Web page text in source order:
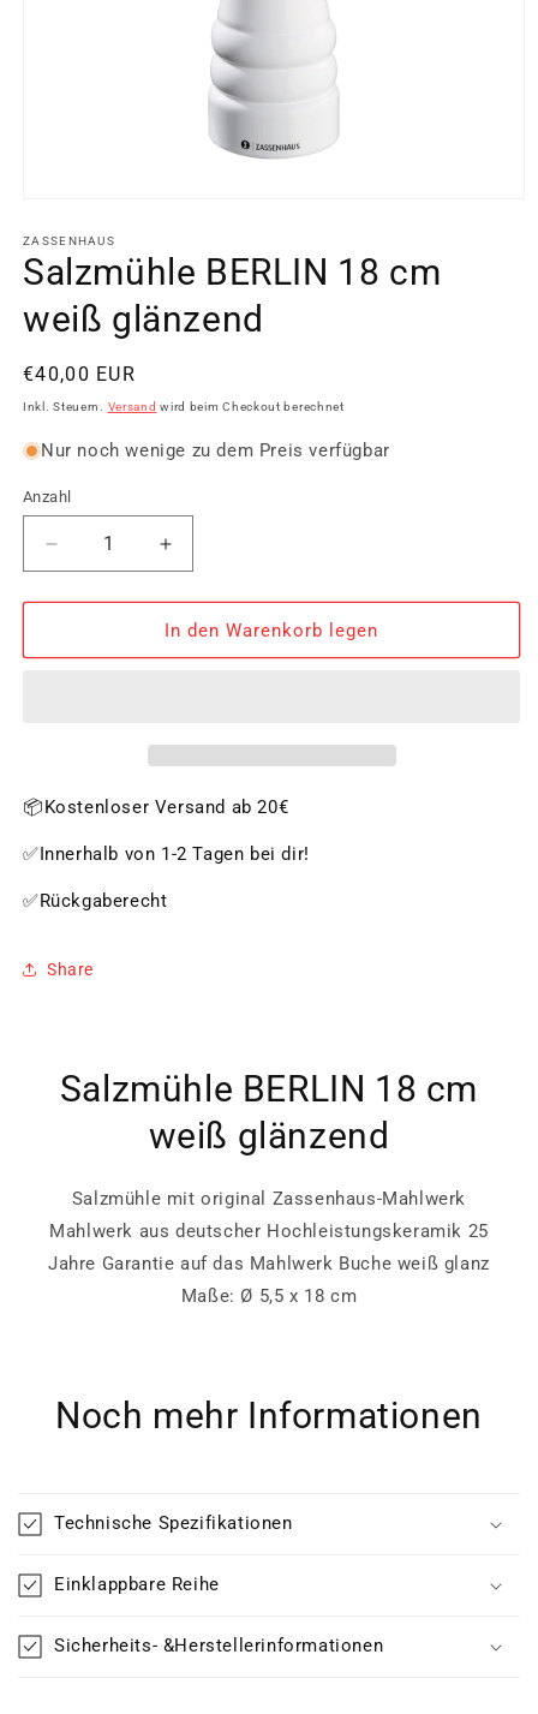
in
Modal
öffnen
ZASSENHAUS
Salzmühle BERLIN 18 cm
weiß glänzend
Normaler
Preis
€40,00 EUR
Inkl. Steuern. Versand wird beim Checkout berechnet
Nur noch wenige zu dem Preis verfügbar
Anzahl
Verringere
die
Menge
Salzmühle
Erhöhe
die
Menge
für
Salzmühle
In den Warenkorb legen
📦Kostenloser Versand ab 20€
✅Innerhalb von 1-2 Tagen bei dir!
✅Rückgaberecht
Share
Salzmühle BERLIN 18 cm
weiß glänzend
Salzmühle mit original Zassenhaus-Mahlwerk
Mahlwerk aus deutscher Hochleistungskeramik 25
Jahre Garantie auf das Mahlwerk Buche weiß glanz
Maße: Ø 5,5 x 18 cm
Noch mehr Informationen
Technische Spezifikationen
Einklappbare Reihe
Sicherheits- &Herstellerinformationen